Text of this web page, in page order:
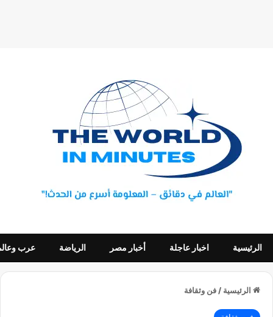
الرئيسية اخبار عاجلة أخبار مصر الرياضة عرب
الرئيسية / فن وثقافة